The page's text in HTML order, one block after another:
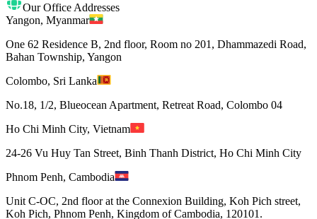
Our Office Addresses
Yangon, Myanmar
One 62 Residence B, 2nd floor, Room no 201, Dhammazedi Road,
Bahan Township, Yangon
Colombo, Sri Lanka
No.18, 1/2, Blueocean Apartment, Retreat Road, Colombo 04
Ho Chi Minh City, Vietnam
24-26 Vu Huy Tan Street, Binh Thanh District, Ho Chi Minh City
Phnom Penh, Cambodia
Unit C-OC, 2nd floor at the Connexion Building, Koh Pich street,
Koh Pich, Phnom Penh, Kingdom of Cambodia, 120101.